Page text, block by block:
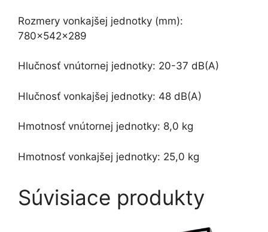
Rozmery vonkajšej jednotky (mm):
780x542x289
Hlučnosť vnútornej jednotky: 20-37 dB(A)
Hlučnosť vonkajšej jednotky: 48 dB(A)
Hmotnosť vnútornej jednotky: 8,0 kg
Hmotnosť vonkajšej jednotky: 25,0 kg
Súvisiace produkty